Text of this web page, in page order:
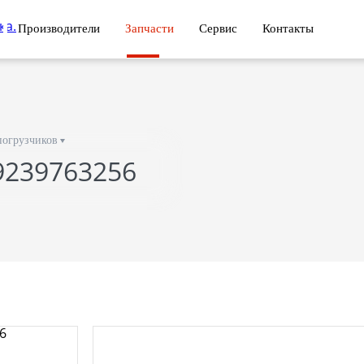
Производители Запчасти Сервис Контакты